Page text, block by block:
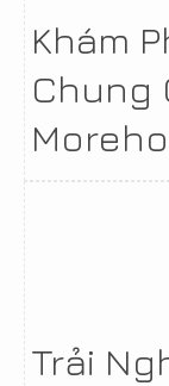
Khám
Chung
Trải